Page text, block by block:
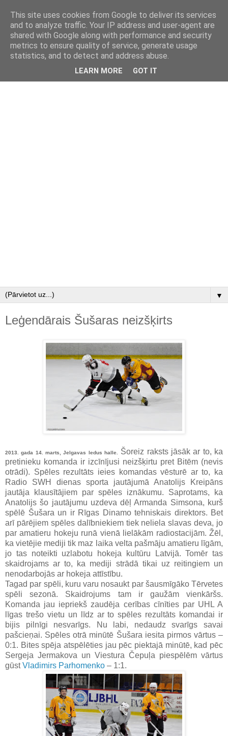
▼
Leģendārais Šušaras neizšķirts
2013. gada 14. marts, Jelgavas ledus halle.
Šoreiz raksts jāsāk ar to, ka
pretinieku komanda ir izcīnījusi neizšķirtu pret Bitēm (nevis
otrādi). Spēles rezultāts ieies komandas vēsturē ar to, ka
Radio SWH dienas sporta jautājumā Anatolijs Kreipāns
jautāja klausītājiem par spēles iznākumu. Saprotams, ka
Anatolijs šo jautājumu uzdeva dēļ Armanda Simsona, kurš
spēlē Šušara un ir Rīgas Dinamo tehniskais direktors. Bet
arī pārējiem spēles dalībniekiem tiek neliela slavas deva, jo
par amatieru hokeju runā vienā lielākām radiostacijām. Žēl,
ka vietējie mediji tik maz laika velta pašmāju amatieru līgām,
jo tas noteikti uzlabotu hokeja kultūru Latvijā. Tomēr tas
skaidrojams ar to, ka mediji strādā tikai uz reitingiem un
nenodarbojās ar hokeja attīstību.
Tagad par spēli, kuru varu nosaukt par šausmīgāko Tērvetes
spēli sezonā. Skaidrojums tam ir gaužām vienkāršs.
Komanda jau iepriekš zaudēja cerības cīnīties par UHL A
līgas trešo vietu un līdz ar to spēles rezultāts komandai ir
bijis pilnīgi nesvarīgs. Nu labi, nedaudz svarīgs savai
pašcieņai. Spēles otrā minūtē Šušara iesita pirmos vārtus –
0:1. Bites spēja atspēlēties jau pēc piektajā minūtē, kad pēc
Sergeja Jermakova un Viestura Čepuļa piespēlēm vārtus
gūstVladimirs Parhomenko – 1:1.
This site uses cookies from Google to deliver its services
and to analyze traffic. Your IP address and user-agent are
shared with Google along with performance and security
metrics to ensure quality of service, generate usage
statistics, and to detect and address abuse.
LEARN MORE GOT IT